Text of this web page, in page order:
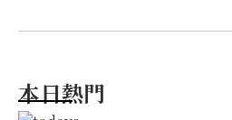
本日熱門